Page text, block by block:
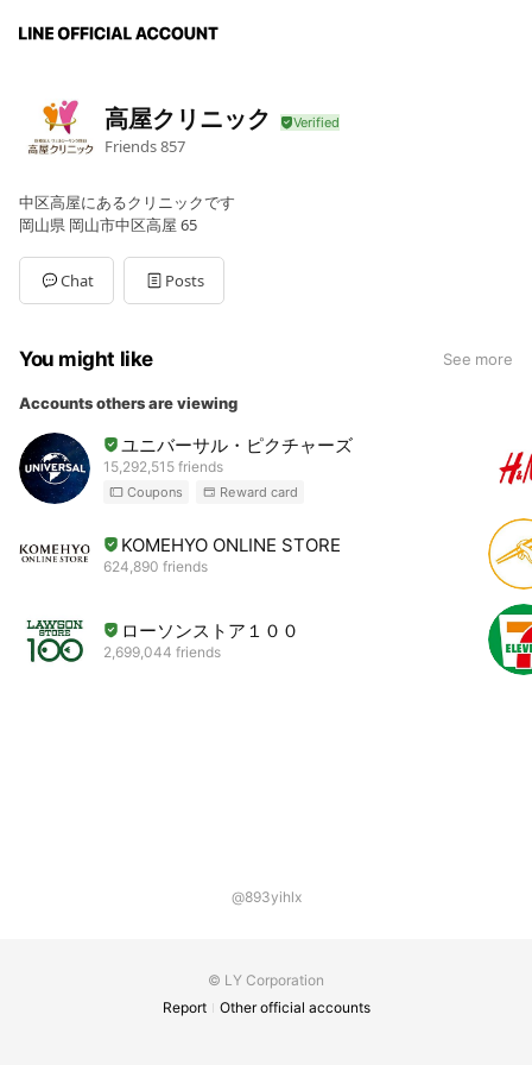
高屋クリニック
Friends857
中区高屋にあるクリニックです
岡山県 岡山市中区高屋 65
Chat Posts
You might like See more
Accounts others are viewing
ユニバーサル・ピクチャーズ
15,292,515 friends
Coupons Reward card
KOMEHYO ONLINE STORE
624,890 friends
ローソンストア１００
2,699,044 friends
@893yihlx
© LY Corporation
Report
Other official accounts